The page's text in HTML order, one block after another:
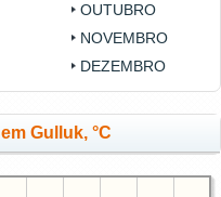
OUTUBRO
NOVEMBRO
DEZEMBRO
Gulluk, °C